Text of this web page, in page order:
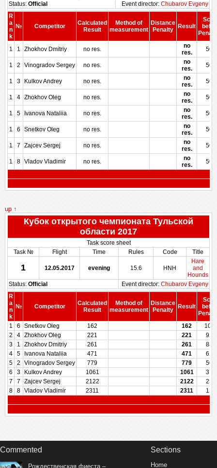
Status: Official Event director: Chubarov Evgeny
R
a
n
k
№ Competitor
Calculated
Result
Method of
measurement
Distance
Penalty
Result
1 1 Zhokhov Dmitriy no res.
no
res.
500
1 2 Vinogradov Sergey no res.
no
res.
500
1 3 Kulkov Andrey no res.
no
res.
500
1 4 Zhokhov Oleg no res.
no
res.
500
1 5 Ivanova Nataliia no res.
no
res.
500
1 6 Snetkov Oleg no res.
no
res.
500
1 7 Zajcev Sergej no res.
no
res.
500
1 8 Vladov Vladimir no res.
no
res.
500
up ↑
Кубок открытого чемпионата Тульской
области 2017
Task score sheet
Task №
Flight Time Rules Code Title
1 12.05.2017 evening 15.6 HNH
Hare
and
Hounds
Status: Official Event director: Chubarov Evgeny
R
a
n
k
№ Competitor
Calculated
Result
Method of
measurement
Distance
Penalty
Result
1
6 Snetkov Oleg 162 162
2
4 Zhokhov Oleg 221 221
928
3
1 Zhokhov Dmitriy 261 261
880
4
5 Ivanova Nataliia 471 471
625
5
2 Vinogradov Sergey 779 779
500
6
3 Kulkov Andrey 1061 1061
375
7
7 Zajcev Sergej 2122 2122
250
8
8 Vladov Vladimir 2311 2311 125
Commented
Рождественская фиеста –...
Sections
Home